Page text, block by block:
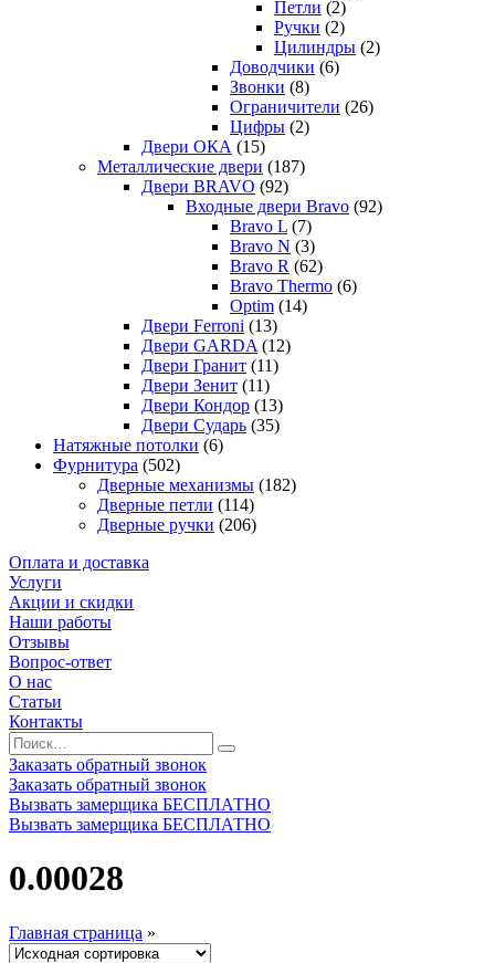
Петли (2)
Ручки (2)
Цилиндры (2)
Доводчики (6)
Звонки (8)
Ограничители (26)
Цифры (2)
Двери ОКА (15)
Металлические двери (187)
Двери BRAVO (92)
Входные двери Bravo (92)
Bravo L (7)
Bravo N (3)
Bravo R (62)
Bravo Thermo (6)
Optim (14)
Двери Ferroni (13)
Двери GARDA (12)
Двери Гранит (11)
Двери Зенит (11)
Двери Кондор (13)
Двери Сударь (35)
Натяжные потолки (6)
Фурнитура (502)
Дверные механизмы (182)
Дверные петли (114)
Дверные ручки (206)
Оплата и доставка
Услуги
Акции и скидки
Наши работы
Отзывы
Вопрос-ответ
О нас
Статьи
Контакты
Заказать обратный звонок
Заказать обратный звонок
Вызвать замерщика БЕСПЛАТНО
Вызвать замерщика БЕСПЛАТНО
0.00028
Главная страница »